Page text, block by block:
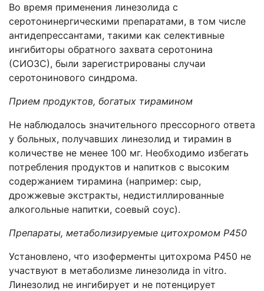
Во время применения линезолида с
серотонинергическими препаратами, в том числе
антидепрессантами, такими как селективные
ингибиторы обратного захвата серотонина
(СИОЗС), были зарегистрированы случаи
серотонинового синдрома.
Прием продуктов, богатых тирамином
Не наблюдалось значительного прессорного ответа
у больных, получавших линезолид и тирамин в
количестве не менее 100 мг. Необходимо избегать
потребления продуктов и напитков с высоким
содержанием тирамина (например: сыр,
дрожжевые экстракты, недистиллированные
алкогольные напитки, соевый соус).
Препараты, метаболизируемые цитохромом P450
Установлено, что изоферменты цитохрома Р450 не
участвуют в метаболизме линезолида in vitro.
Линезолид не ингибирует и не потенцирует